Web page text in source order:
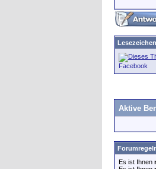
Lesezeichen
Facebook
Aktive
Es ist Ihnen